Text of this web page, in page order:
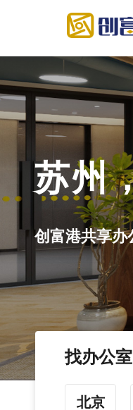
级写字楼
找办公室
北京